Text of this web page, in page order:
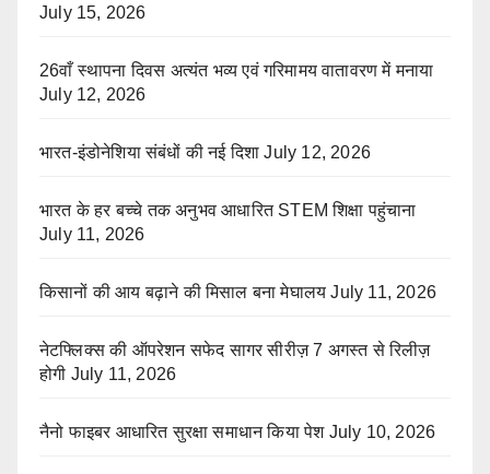
July 15, 2026
26वाँ स्थापना दिवस अत्यंत भव्य एवं गरिमामय वातावरण में मनाया
July 12, 2026
भारत-इंडोनेशिया संबंधों की नई दिशा July 12, 2026
भारत के हर बच्चे तक अनुभव आधारित STEM शिक्षा पहुंचाना
July 11, 2026
किसानों की आय बढ़ाने की मिसाल बना मेघालय July 11, 2026
नेटफ्लिक्स की ऑपरेशन सफेद सागर सीरीज़ 7 अगस्त से रिलीज़
होगी July 11, 2026
नैनो फाइबर आधारित सुरक्षा समाधान किया पेश July 10, 2026